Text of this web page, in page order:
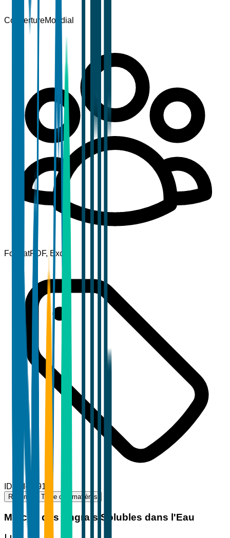
CouvertureMondial
FormatPDF, Excel
ID TBI-94913
Résumé Table des matières
Marché des Engrais Solubles dans l'Eau